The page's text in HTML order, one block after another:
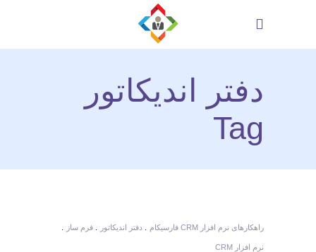
دفتر اندیکاتور
Tag
راهکارهای نرم افزار CRM فارسیکام دفتر اندیکاتور فرم ساز
نرم افزار CRM